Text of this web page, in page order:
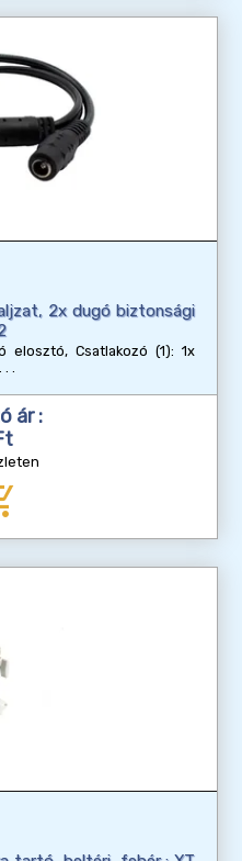
2x dugó biztonsági
elosztó, Csatlakozó (1): 1x
ár :